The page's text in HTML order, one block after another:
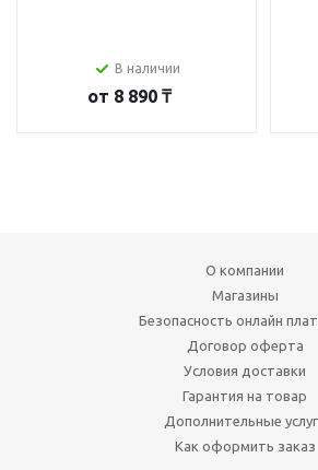
В наличии
от 8 890 ₸
О компании
Магазины
Безопасность онлайн
Договор оферта
Условия доставки
Гарантия на товар
Дополнительные
Как оформить заказ